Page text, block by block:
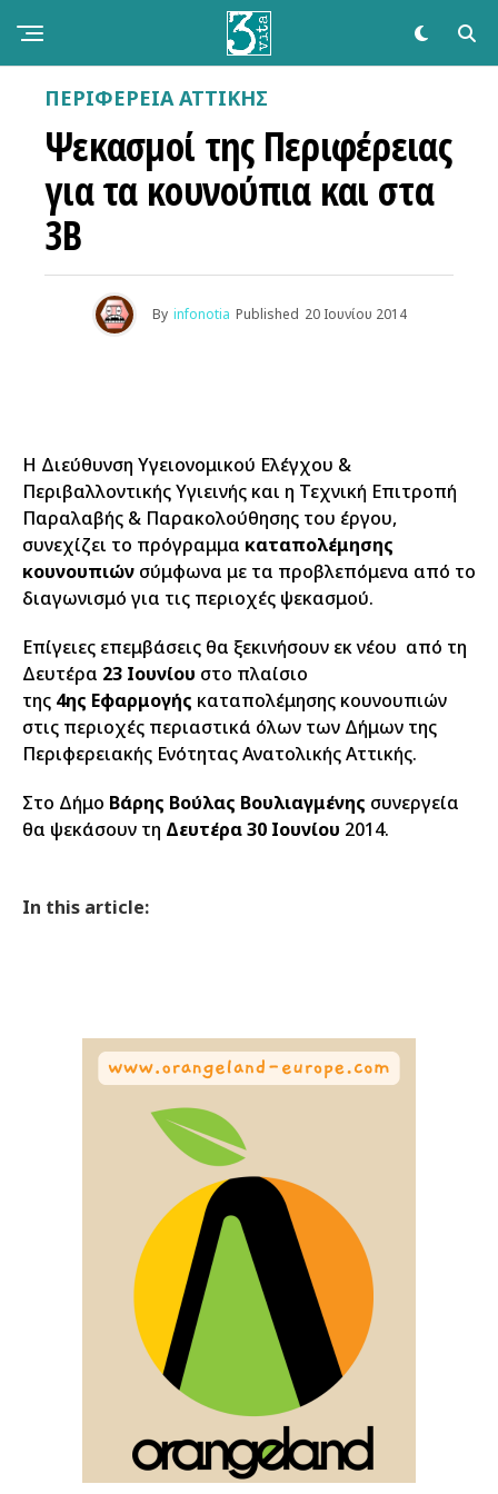
ΠΕΡΙΦΕΡΕΙΑ ΑΤΤΙΚΗΣ
Ψεκασμοί της Περιφέρειας
για τα κουνούπια και στα
3Β
By infonotia Published 20 Ιουνίου 2014
Η Διεύθυνση Υγειονομικού Ελέγχου &
Περιβαλλοντικής Υγιεινής και η Τεχνική Επιτροπή
Παραλαβής & Παρακολούθησης του έργου,
συνεχίζει το πρόγραμμα καταπολέμησης
κουνουπιών σύμφωνα με τα προβλεπόμενα από το
διαγωνισμό για τις περιοχές ψεκασμού.
Επίγειες επεμβάσεις θα ξεκινήσουν εκ νέου από τη
Δευτέρα 23 Ιουνίου στο πλαίσιο
της 4ης Εφαρμογής καταπολέμησης κουνουπιών
στις περιοχές περιαστικά όλων των Δήμων της
Περιφερειακής Ενότητας Ανατολικής Αττικής.
Στο Δήμο Βάρης Βούλας Βουλιαγμένης συνεργεία
θα ψεκάσουν τη Δευτέρα 30 Ιουνίου 2014.
In this article: